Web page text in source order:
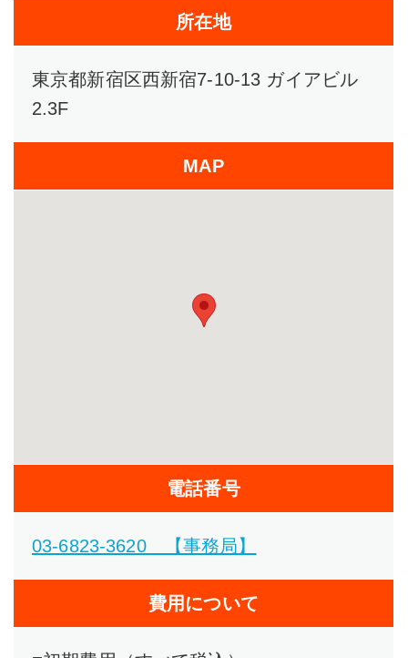
所在地
東京都新宿区西新宿7-10-13 ガイアビル
2.3F
MAP
電話番号
03-6823-3620 【事務局】
費用について